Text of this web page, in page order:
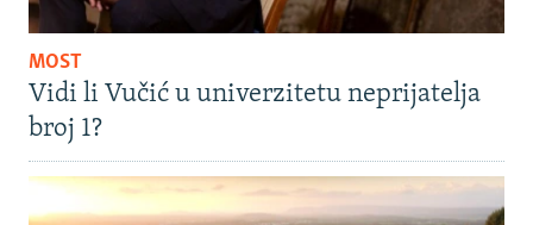
MOST
Vidi li Vučić u univerzitetu neprijatelja
broj 1?